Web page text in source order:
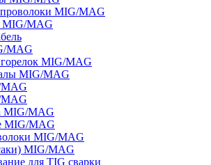
MIG/MAG
MIG/MAG
MAG
MIG/MAG
MIG/MAG
MAG
MIG/MAG
MIG/MAG
MIG/MAG
MIG/MAG
для TIG сварки